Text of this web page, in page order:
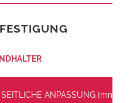
SEITLICHE ANPASSUNG [mm]